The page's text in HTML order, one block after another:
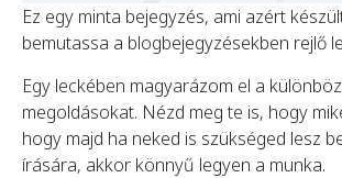
Ez egy minta bejegyzés, ami azért
bemutassa a blogbejegyzésekben rejlő
Egy leckében magyarázom el a
megoldásokat. Nézd meg te is, hogy
hogy majd ha neked is szükséged lesz
írására, akkor könnyű legyen a munka.